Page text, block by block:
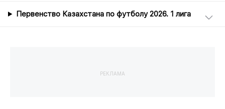
Первенство Казахстана по футболу 2026. 1 лига
РЕКЛАМА